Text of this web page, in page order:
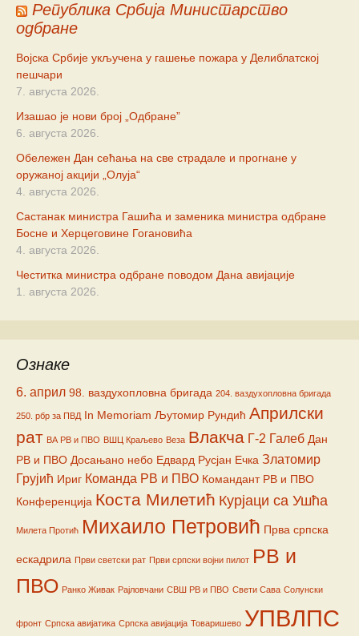
Република Србија Министарство
одбране
Војска Србије укључена у гашење пожара у Делиблатској
пешчари
7. августа 2026.
Изашао је нови број „Одбране”
6. августа 2026.
Обележен Дан сећања на све страдале и прогнане у
оружаној акцији „Олуја“
4. августа 2026.
Састанак министра Гашића и заменика министра одбране
Босне и Херцеговине Гогановића
4. августа 2026.
Честитка министра одбране поводом Дана авијације
1. августа 2026.
Ознаке
6. април 98. ваздухопловна бригада 204. ваздухопловна бригада
250. рбр за ПВД In Memoriam Љутомир Рундић Априлски
рат ВА РВ и ПВО ВШЦ Краљево Веза Влакча Г-2 Галеб Дан
РВ и ПВО Досањано небо Едвард Русјан Ечка Златомир
Грујић Ириг Команда РВ и ПВО Командант РВ и ПВО
Конференција Коста Милетић Курјаци са Ушћа
Милета Протић Михаило Петровић Прва српска
ескадрила Први светски рат Први српски војни пилот РВ и
ПВО Ранко Живак Рајловчани СВШ РВ и ПВО Свети Сава Солунски
фронт Српска авијатика Српска авијација Товаришево УПВЛПС